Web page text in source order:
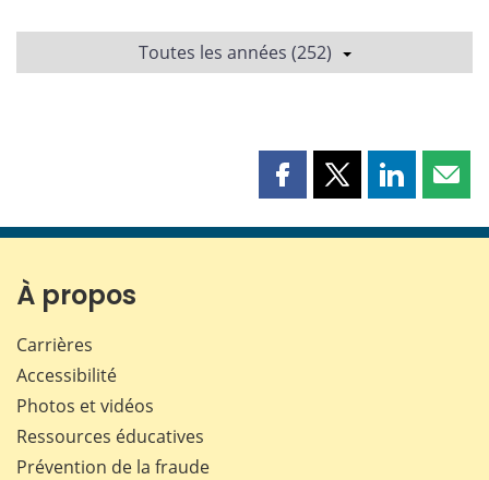
Toutes les années (252)
Partager
page
Partager
page
Partager
page page
À propos
Carrières
Accessibilité
Photos et vidéos
Ressources éducatives
Prévention de la fraude